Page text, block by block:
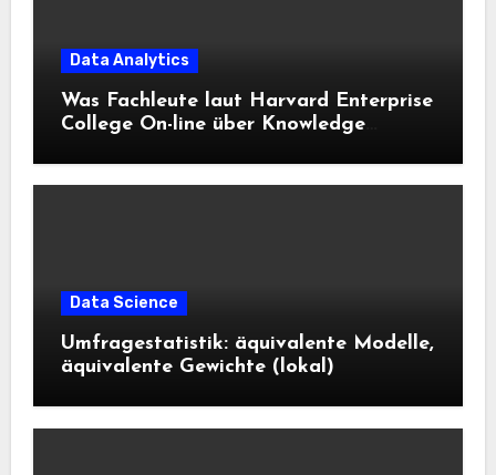
Data Analytics
Was Fachleute laut Harvard Enterprise
College On-line über Knowledge
Data Science
Umfragestatistik: äquivalente Modelle,
äquivalente Gewichte (lokal)